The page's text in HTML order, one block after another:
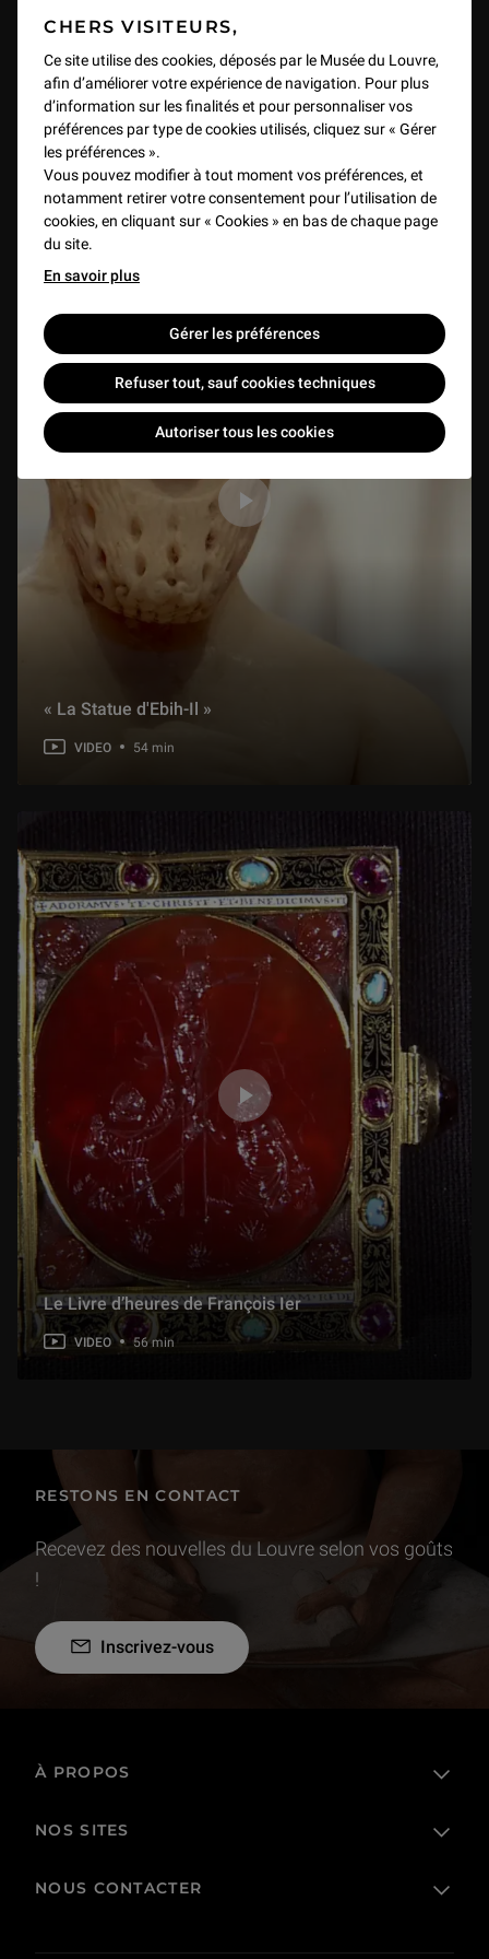
CHERS VISITEURS,
Ce site utilise des cookies, déposés par le Musée du Louvre,
afin d’améliorer votre expérience de navigation. Pour plus
d’information sur les finalités et pour personnaliser vos
préférences par type de cookies utilisés, cliquez sur « Gérer
les préférences ».
Vous pouvez modifier à tout moment vos préférences, et
notamment retirer votre consentement pour l’utilisation de
cookies, en cliquant sur « Cookies » en bas de chaque page
du site.
En savoir plus
Gérer les préférences
Refuser tout, sauf cookies techniques
Autoriser tous les cookies
Les Pèlerins d'Emmaüs de Véronèse
VIDEO 1 h 19 min
« La Statue d'Ebih-Il »
VIDEO 54 min
Le Livre d’heures de François Ier
VIDEO 56 min
RESTONS EN CONTACT
Recevez des nouvelles du Louvre selon vos goûts
!
Inscrivez-vous
À PROPOS
L'établissement public
NOS SITES
Billetterie
NOUS CONTACTER